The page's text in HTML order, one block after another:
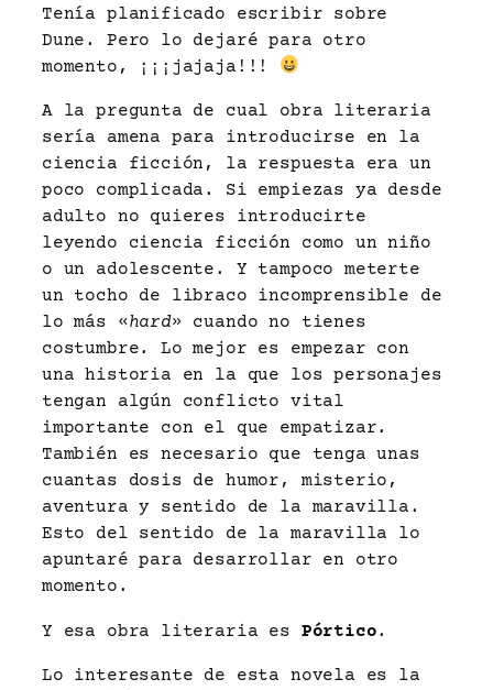
Tenía planificado escribir sobre
Dune. Pero lo dejaré para otro
momento, ¡¡¡jajaja!!!
A la pregunta de cual obra literaria
sería amena para introducirse en la
ciencia ficción, la respuesta era un
poco complicada. Si empiezas ya desde
adulto no quieres introducirte
leyendo ciencia ficción como un niño
o un adolescente. Y tampoco meterte
un tocho de libraco incomprensible de
lo más «hard» cuando no tienes
costumbre. Lo mejor es empezar con
una historia en la que los personajes
tengan algún conflicto vital
importante con el que empatizar.
También es necesario que tenga unas
cuantas dosis de humor, misterio,
aventura y sentido de la maravilla.
Esto del sentido de la maravilla lo
apuntaré para desarrollar en otro
momento.
Y esa obra literaria es Pórtico.
Lo interesante de esta novela es la